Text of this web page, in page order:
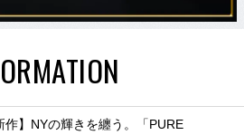
作】NYの輝きを纏う。「PURE